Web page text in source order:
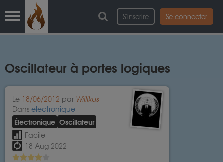
S'inscrire Se connecter
Oscillateur à portes logiques
Le 18/06/2012 par Willikus
Dans electronique
Électronique Oscillateur
Facile
18 Aug 2022